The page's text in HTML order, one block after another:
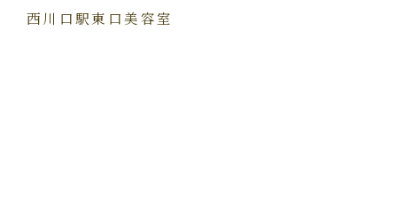
西川口駅東口美容室